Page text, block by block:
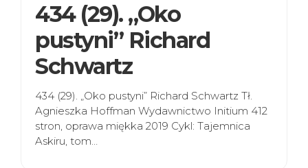
434 (29). „Oko
pustyni” Richard
Schwartz
434 (29). „Oko pustyni” Richard Schwartz Tł.
Agnieszka Hoffman Wydawnictwo Initium 412
stron, oprawa miękka 2019 Cykl: Tajemnica
Askiru, tom…